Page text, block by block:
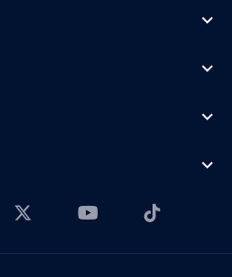
expand_more
expand_more
expand_more
expand_more